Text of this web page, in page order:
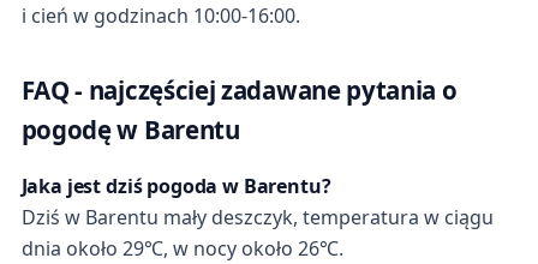
i cień w godzinach 10:00-16:00.
FAQ - najczęściej zadawane pytania o
pogodę w Barentu
Jaka jest dziś pogoda w Barentu?
Dziś w Barentu mały deszczyk, temperatura w ciągu
dnia około 29℃, w nocy około 26℃.